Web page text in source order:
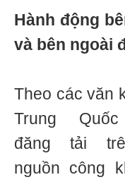
Hành động
và bên ngoài
Theo các văn
Trung
đăng tải
nguồn công